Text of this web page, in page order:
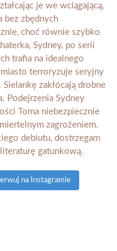
na Instagramie